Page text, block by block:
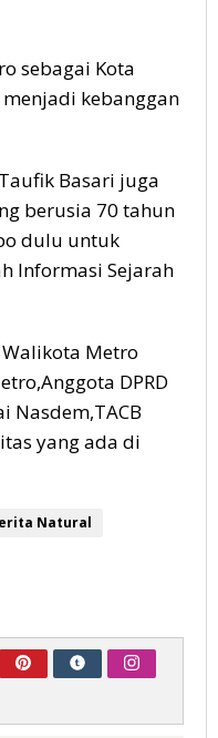
sebagai Kota
menjadi kebanggan
Basari juga
berusia 70 tahun
dulu untuk
Informasi Sejarah
Metro
DPRD
Nasdem,TACB
yang ada di
Natural